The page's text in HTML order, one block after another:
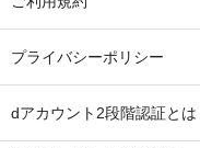
プライバシーポリシー
dアカウント2段階認証とは